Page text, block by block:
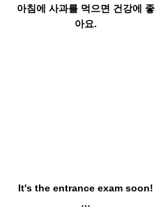
아침에 사과를 먹으면 건강에 좋
아요.
It's the entrance exam soon!
…